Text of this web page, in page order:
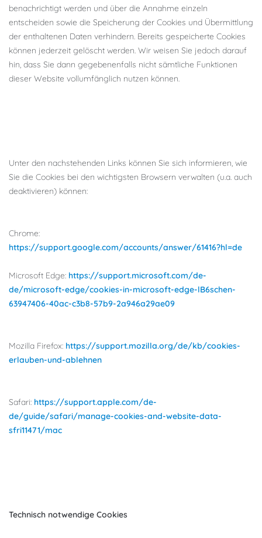
benachrichtigt werden und über die Annahme einzeln
entscheiden sowie die Speicherung der Cookies und Übermittlung
der enthaltenen Daten verhindern. Bereits gespeicherte Cookies
können jederzeit gelöscht werden. Wir weisen Sie jedoch darauf
hin, dass Sie dann gegebenenfalls nicht sämtliche Funktionen
dieser Website vollumfänglich nutzen können.
Unter den nachstehenden Links können Sie sich informieren, wie
Sie die Cookies bei den wichtigsten Browsern verwalten (u.a. auch
deaktivieren) können:
Chrome:
https://support.google.com/accounts/answer/61416?hl=de
Microsoft Edge: https://support.microsoft.com/de-
de/microsoft-edge/cookies-in-microsoft-edge-lB6schen-
63947406-40ac-c3b8-57b9-2a946a29ae09
Mozilla Firefox: https://support.mozilla.org/de/kb/cookies-
erlauben-und-ablehnen
Safari: https://support.apple.com/de-
de/guide/safari/manage-cookies-and-website-data-
sfri11471/mac
Technisch notwendige Cookies